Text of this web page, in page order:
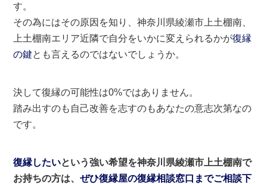
す。
その為にはその原因を知り、神奈川県綾瀬市上土棚南、
上土棚南エリア近隣で自分をいかに変えられるかが復縁
の鍵とも言えるのではないでしょうか。
決して復縁の可能性は0%ではありません。
踏み出すのも自己改善を志すのもあなたの意志次第なの
です。
復縁したいという強い希望を神奈川県綾瀬市上土棚南で
お持ちの方は、ぜひ復縁屋の復縁相談窓口までご相談下